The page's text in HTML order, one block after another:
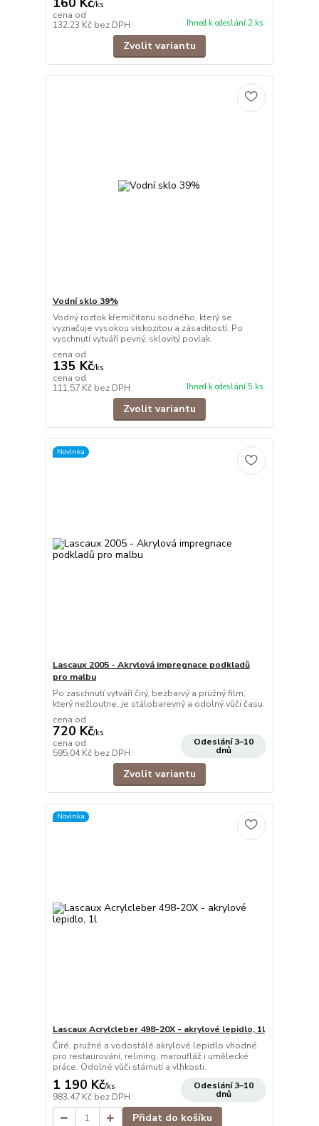
/ks
cena od
132,23 Kč bez DPH Ihned k odeslání 2 ks
Zvolit variantu
Vodní sklo 39%
Vodný roztok křemičitanu sodného, který se
vyznačuje vysokou viskozitou a zásaditostí. Po
vyschnutí vytváří pevný, sklovitý povlak.
cena od
135 Kč/ks
cena od
111,57 Kč bez DPH Ihned k odeslání 5 ks
Zvolit variantu
Novinka
Lascaux 2005 - Akrylová impregnace podkladů
pro malbu
Po zaschnutí vytváří čirý, bezbarvý a pružný film,
který nežloutne, je stálobarevný a odolný vůči času.
cena od
720 Kč/ks
cena od
595,04 Kč bez DPH
Odeslání 3–10
dnů
Zvolit variantu
Novinka
Lascaux Acrylcleber 498-20X - akrylové lepidlo, 1l
Čiré, pružné a vodostálé akrylové lepidlo vhodné
pro restaurování, relining, maroufláž i umělecké
práce. Odolné vůči stárnutí a vlhkosti.
1 190 Kč/ks
983,47 Kč bez DPH
Odeslání 3–10
dnů
Přidat do košíku